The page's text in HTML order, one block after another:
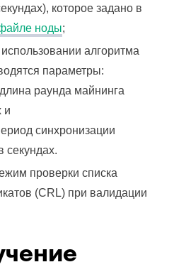
которое задано в
ноды;
алгоритма
параметры:
раунда майнинга
и
синхронизации
секундах.
проверки списка
(CRL) при валидации